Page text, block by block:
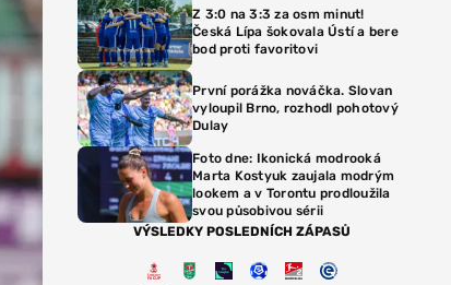
Z 3:0 na 3:3 za osm minut!
Česká Lípa šokovala Ústí a bere
bod proti favoritovi
První porážka nováčka. Slovan
vyloupil Brno, rozhodl pohotový
Dulay
Foto dne: Ikonická modrooká
Marta Kostyuk zaujala modrým
lookem a v Torontu prodloužila
svou působivou sérii
VÝSLEDKY POSLEDNÍCH ZÁPASŮ